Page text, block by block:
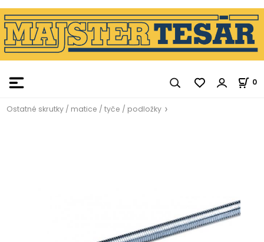
0
Ostatné skrutky / matice / tyče / podložky